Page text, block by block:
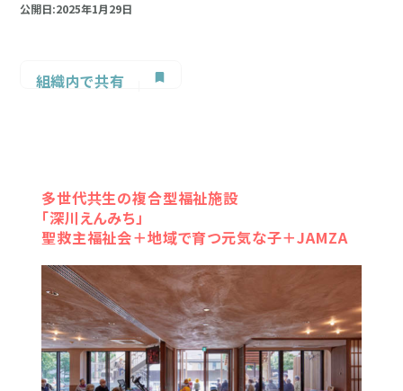
公開日:2025年1月29日
組織内で共有
多世代共生の複合型福祉施設
「深川えんみち」
聖救主福祉会＋地域で育つ元気な子＋JAMZA